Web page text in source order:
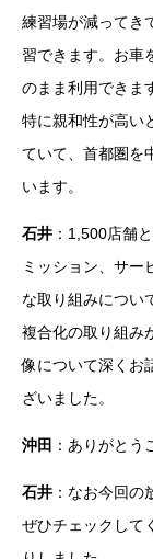
練習場が減ってき
習できます。お車
のまま利用できま
特に親和性が高い
ていて、首都圏を
います。
石井 ：1,500店舗
ミッション、サー
な取り組みについ
複合化の取り組み
像について深くお
ざいました。
沖田 ：ありがとう
石井 ：なお今回の
ぜひチェックして